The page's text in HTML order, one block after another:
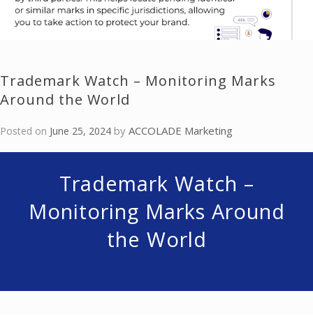
Trademark Watch – Monitoring Marks
Around the World
Posted on June 25, 2024 by ACCOLADE Marketing
Trademark Watch –
Monitoring Marks Around
the World